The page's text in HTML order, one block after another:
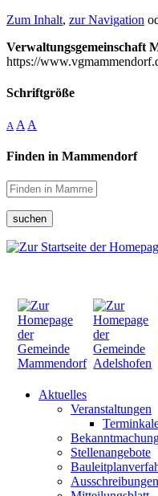
Zum Inhalt, zur Navigation
Verwaltungsgemeinschaft
https://
Schriftgröße
A A A
Finden in Mammendorf
suchen
Aktuelles
Veranstaltungen
Stellenangebote
Ausschreibungen